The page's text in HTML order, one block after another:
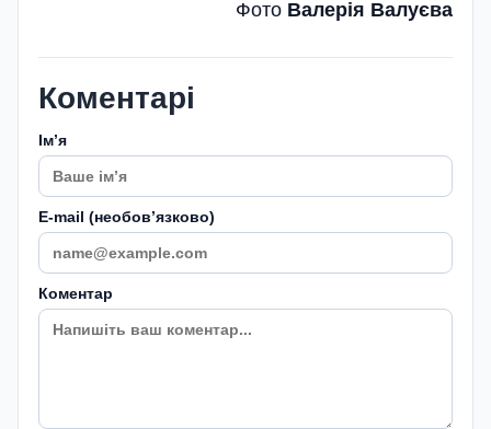
Фото Валерія Валуєва
Коментарі
Імʼя
E-mail (необовʼязково)
Коментар